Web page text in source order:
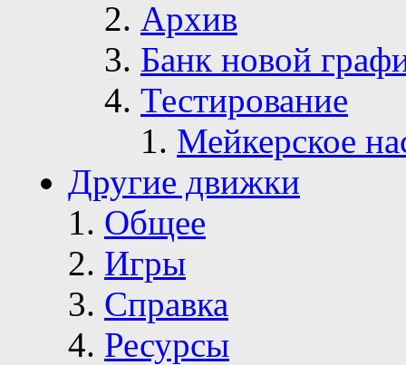
Архив
Банк новой
Тестирование
Мейкерское
Другие движки
Общее
Игры
Справка
Ресурсы